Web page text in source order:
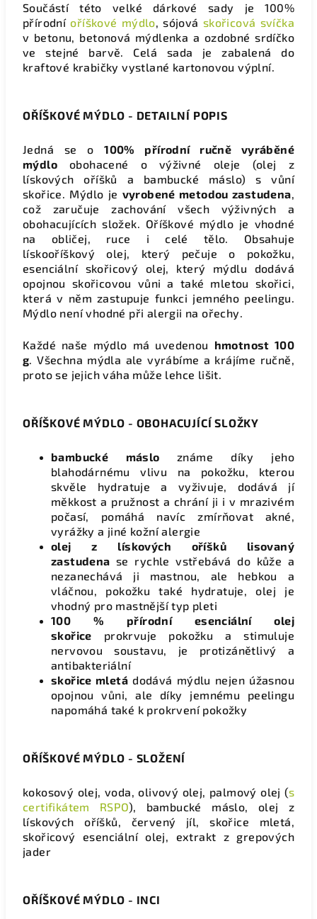
Součástí této velké dárkové sady je 100%
přírodníoříškové mýdlo, sójová skořicová svíčka
v betonu, betonová mýdlenka a ozdobné srdíčko
ve stejné barvě. Celá sada je zabalená do
kraftové krabičky vystlané kartonovou výplní.
OŘÍŠKOVÉ MÝDLO - DETAILNÍ POPIS
Jedná se o100% přírodní ručně vyráběné
mýdlo obohacené o výživné oleje (olej z
lískových oříšků a bambucké máslo) s vůní
skořice. Mýdlo je vyrobené metodou zastudena,
což zaručuje zachování všech výživných a
obohacujících složek. Oříškové mýdlo je vhodné
na obličej, ruce i celé tělo. Obsahuje
lískooříškový olej, který pečuje o pokožku,
esenciální skořicový olej, který mýdlu dodává
opojnou skořicovou vůni a také mletou skořici,
která v něm zastupuje funkci jemného peelingu.
Mýdlo není vhodné při alergii na ořechy.
Každé naše mýdlo má uvedenou hmotnost 100
g. Všechna mýdla ale vyrábíme a krájíme ručně,
proto se jejich váha může lehce lišit.
OŘÍŠKOVÉ MÝDLO - OBOHACUJÍCÍ SLOŽKY
bambucké máslo známe díky jeho
blahodárnému vlivu na pokožku, kterou
skvěle hydratuje a vyživuje, dodává jí
měkkost a pružnost a chrání ji i v mrazivém
počasí, pomáhá navíc zmírňovat akné,
vyrážky a jiné kožní alergie
olej z lískových oříšků lisovaný
zastudena se rychle vstřebává do kůže a
nezanechává ji mastnou, ale hebkou a
vláčnou, pokožku také hydratuje, olej je
vhodný pro mastnější typ pleti
100 % přírodní esenciální olej
skořice prokrvuje pokožku a stimuluje
nervovou soustavu, je protizánětlivý a
antibakteriální
skořice mletá dodává mýdlu nejen úžasnou
opojnou vůni, ale díky jemnému peelingu
napomáhá také k prokrvení pokožky
OŘÍŠKOVÉ MÝDLO - SLOŽENÍ
kokosový olej, voda, olivový olej, palmový olej (s
certifikátem RSPO), bambucké máslo, olej z
lískových oříšků, červený jíl, skořice mletá,
skořicový esenciální olej, extrakt z grepových
jader
OŘÍŠKOVÉ MÝDLO - INCI